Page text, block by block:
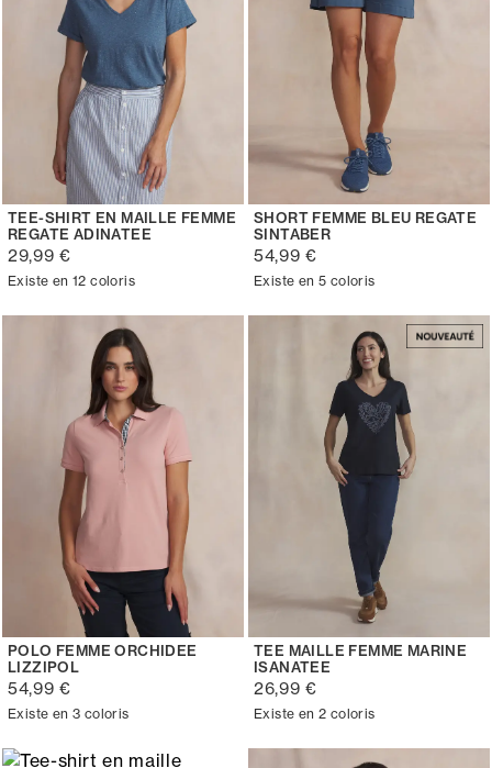
TEE-SHIRT EN MAILLE FEMME
REGATE ADINATEE
29,99 €
Existe en 12 coloris
SHORT FEMME BLEU REGATE
SINTABER
54,99 €
Existe en 5 coloris
POLO FEMME ORCHIDEE
LIZZIPOL
54,99 €
Existe en 3 coloris
TEE MAILLE FEMME MARINE
ISANATEE
26,99 €
Existe en 2 coloris